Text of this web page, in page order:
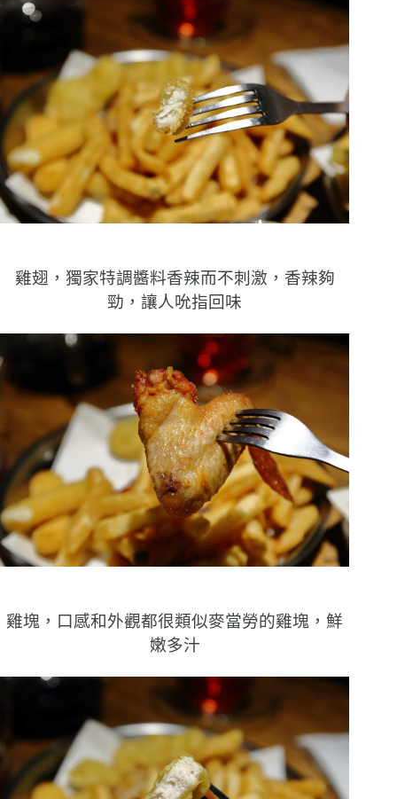
雞翅，獨家特調醬料香辣而不刺激，香辣夠
勁，讓人吮指回味
雞塊，口感和外觀都很類似麥當勞的雞塊，鮮
嫩多汁